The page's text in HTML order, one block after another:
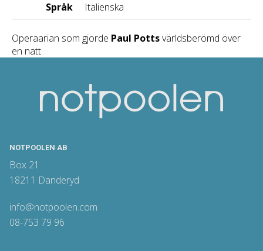
Språk
Italienska
Operaarian som gjorde Paul Pottsvärldsberömd över
en natt.
NOTPOOLEN AB
Box 21
18211 Danderyd
info@notpoolen.com
08-753 79 96